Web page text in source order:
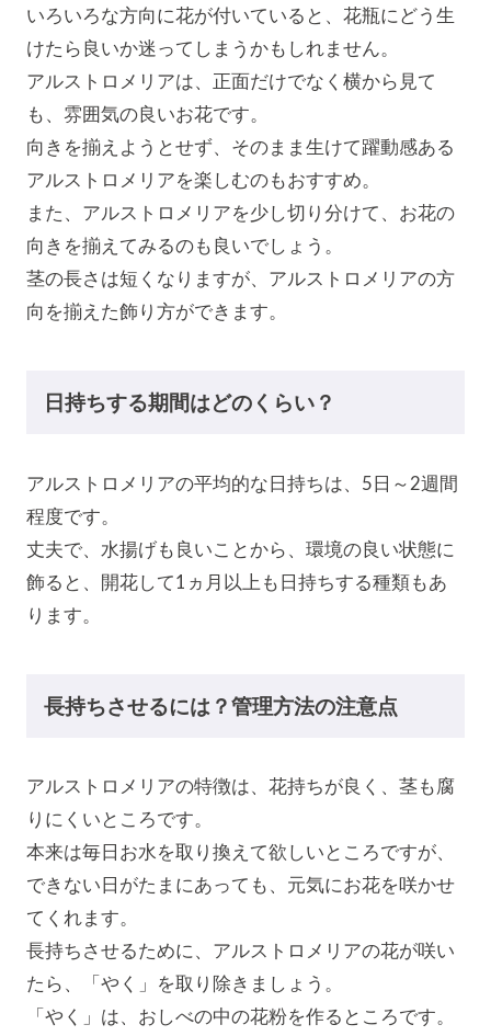
いろいろな方向に花が付いていると、花瓶にどう生
けたら良いか迷ってしまうかもしれません。
アルストロメリアは、正面だけでなく横から見て
も、雰囲気の良いお花です。
向きを揃えようとせず、そのまま生けて躍動感ある
アルストロメリアを楽しむのもおすすめ。
また、アルストロメリアを少し切り分けて、お花の
向きを揃えてみるのも良いでしょう。
茎の長さは短くなりますが、アルストロメリアの方
向を揃えた飾り方ができます。
日持ちする期間はどのくらい？
アルストロメリアの平均的な日持ちは、5日～2週間
程度です。
丈夫で、水揚げも良いことから、環境の良い状態に
飾ると、開花して1ヵ月以上も日持ちする種類もあ
ります。
長持ちさせるには？管理方法の注意点
アルストロメリアの特徴は、花持ちが良く、茎も腐
りにくいところです。
本来は毎日お水を取り換えて欲しいところですが、
できない日がたまにあっても、元気にお花を咲かせ
てくれます。
長持ちさせるために、アルストロメリアの花が咲い
たら、「やく」を取り除きましょう。
「やく」は、おしべの中の花粉を作るところです。